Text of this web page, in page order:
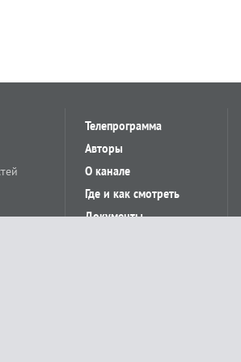
Телепрограмма
Авторы
О канале
Где и как смотреть
Документы